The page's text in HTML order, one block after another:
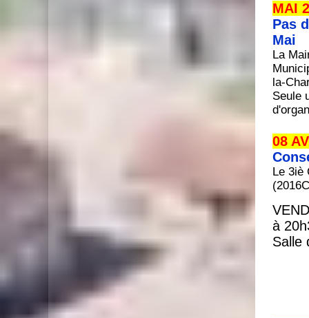
MAI
Pas
Mai
La
la-
Seule
08
Le 3iè
à
Salle